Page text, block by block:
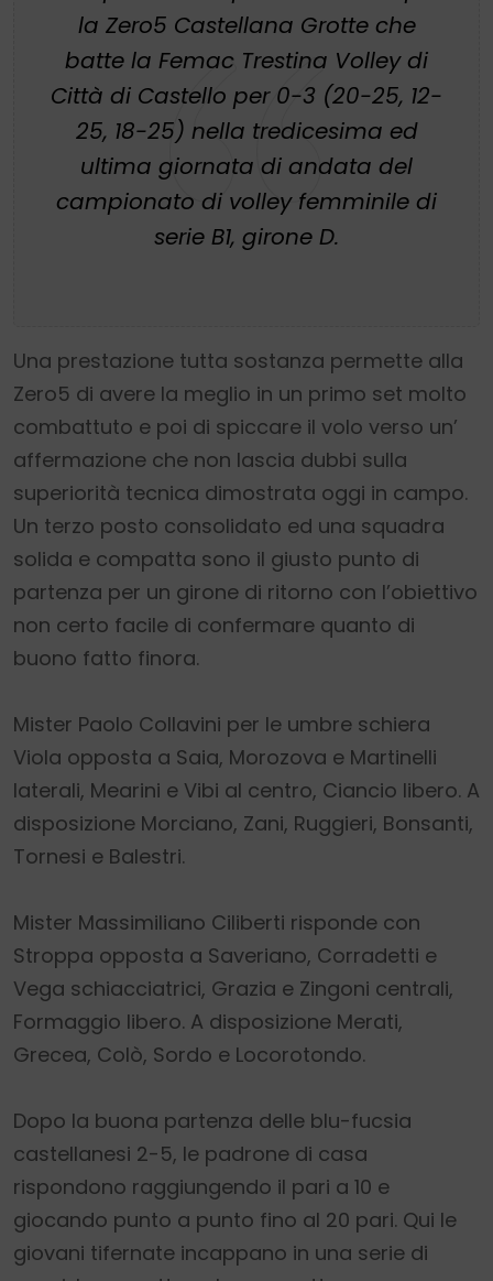
la Zero5 Castellana Grotte che
batte la Femac Trestina Volley di
Città di Castello per 0-3 (20-25, 12-
25, 18-25) nella tredicesima ed
ultima giornata di andata del
campionato di volley femminile di
serie B1, girone D.
Una prestazione tutta sostanza permette alla
Zero5 di avere la meglio in un primo set molto
combattuto e poi di spiccare il volo verso un’
affermazione che non lascia dubbi sulla
superiorità tecnica dimostrata oggi in campo.
Un terzo posto consolidato ed una squadra
solida e compatta sono il giusto punto di
partenza per un girone di ritorno con l’obiettivo
non certo facile di confermare quanto di
buono fatto finora.
Mister Paolo Collavini per le umbre schiera
Viola opposta a Saia, Morozova e Martinelli
laterali, Mearini e Vibi al centro, Ciancio libero. A
disposizione Morciano, Zani, Ruggieri, Bonsanti,
Tornesi e Balestri.
Mister Massimiliano Ciliberti risponde con
Stroppa opposta a Saveriano, Corradetti e
Vega schiacciatrici, Grazia e Zingoni centrali,
Formaggio libero. A disposizione Merati,
Grecea, Colò, Sordo e Locorotondo.
Dopo la buona partenza delle blu-fucsia
castellanesi 2-5, le padrone di casa
rispondono raggiungendo il pari a 10 e
giocando punto a punto fino al 20 pari. Qui le
giovani tifernate incappano in una serie di